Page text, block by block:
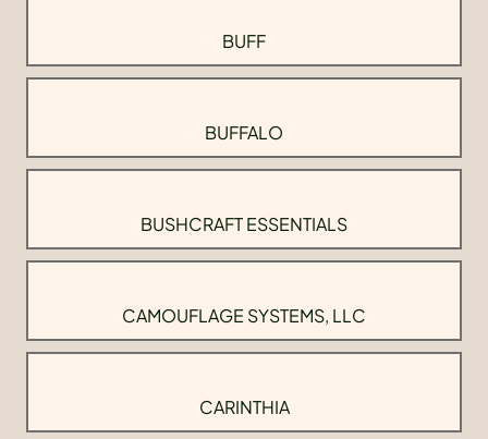
BUFF
BUFFALO
BUSHCRAFT ESSENTIALS
CAMOUFLAGE SYSTEMS, LLC
CARINTHIA